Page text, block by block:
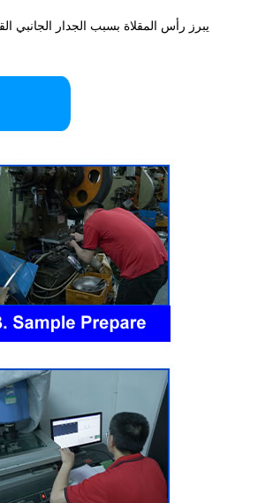
يبرز رأس المقلاة بسبب الجدار الجانبي